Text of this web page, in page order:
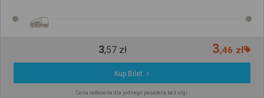
3,57 zł 3,46 zł
Kup Bilet
Cena całkowita dla jednego pasażera bez ulgi